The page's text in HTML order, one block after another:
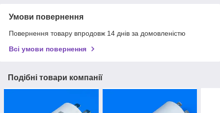
Умови повернення
Повернення товару впродовж 14 днів за домовленістю
Всі умови повернення
Подібні товари компанії